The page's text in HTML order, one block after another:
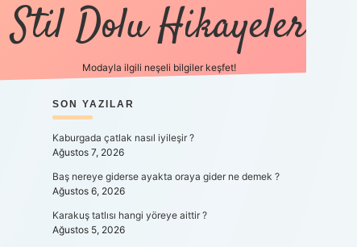
Stil Dolu Hikayeler
Modayla ilgili neşeli bilgiler keşfet!
SIDEBAR
SON YAZILAR
Kaburgada çatlak nasıl iyileşir ?
Ağustos 7, 2026
Baş nereye giderse ayakta oraya gider ne demek ?
Ağustos 6, 2026
Karakuş tatlısı hangi yöreye aittir ?
Ağustos 5, 2026